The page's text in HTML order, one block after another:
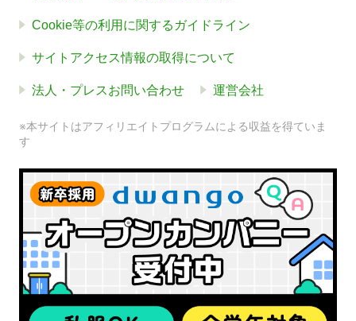
Cookie等の利用に関するガイドライン
サイトアクセス情報の取得について
法人・プレスお問い合わせ 運営会社
※本サイトはアフィリエイトプログラムによる収益を得ていま
す